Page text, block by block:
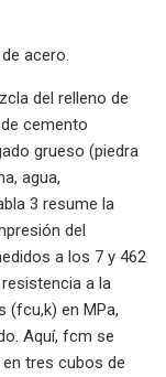
acero.
del relleno de
cemento
grueso (piedra
agua,
3 resume la
del
a los 7 y 462
a la
(fcu,k) en MPa,
Aquí, fcm se
tres cubos de